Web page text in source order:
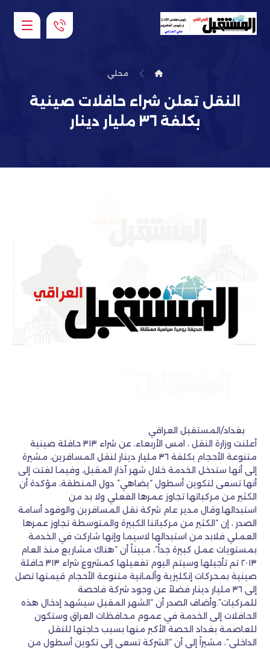
محلي
النقل تعلن شراء حافلات صينية
بكلفة ٣٦ مليار دينار
بغداد/المستقبل العراقي
أعلنت وزارة النقل ، امس الأربعاء، عن شراء ٣١٣ حافلة صينية
متنوعة الأحجام بكلفة ٣٦ مليار دينار لنقل المسافرين، مشيرة
إلى أنها ستدخل الخدمة خلال شهر آذار المقبل، وفيما لفتت إلى
أنها تسعى لتكوين أسطول “يضاهي” دول المنطقة، مؤكدة أن
الكثير من مركباتها تجاوز عمرها الفعلي ولا بد من
استبدالها.وقال مدير عام شركة نقل المسافرين والوفود أسامة
الصدر ، إن “الكثير من مركباتنا الكبيرة والمتوسطة تجاوز عمرها
العملي فلابد من استبدالها لاسيما وإنها شاركت في الخدمة
بمستويات عمل كبيرة جداً”، مبيناً أن “هناك مشاريع منذ العام
٢٠١٣ تم تأجيلها وسيتم اليوم تفعيلها كمشروع شراء ٣١٣ حافلة
صينية بمحركات إنكليزية وألمانية متنوعة الأحجام قيمتها تصل
إلى ٣٦ مليار دينار فضلاً عن وجود شركة فاحصة
للمركبات”.وأضاف الصدر أن “الشهر المقبل سيشهد إدخال هذه
الحافلات إلى الخدمة في عموم محافظات العراق وستكون
للعاصمة بغداد الحصة الأكبر منها بسبب حاجتها للنقل
الداخلي”، مشيراً إلى أن “الشركة تسعى إلى تكوين أسطول من